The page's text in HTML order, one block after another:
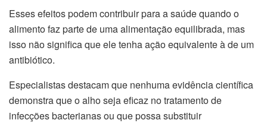
Esses efeitos podem contribuir para a saúde quando o
alimento faz parte de uma alimentação equilibrada, mas
isso não significa que ele tenha ação equivalente à de um
antibiótico.
Especialistas destacam que nenhuma evidência científica
demonstra que o alho seja eficaz no tratamento de
infecções bacterianas ou que possa substituir